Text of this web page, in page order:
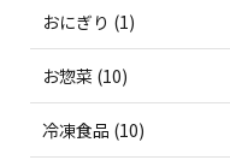
おにぎり (1)
お惣菜 (10)
冷凍食品 (10)